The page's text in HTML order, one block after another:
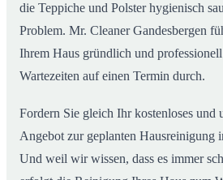
die Teppiche und Polster hygienisch
Problem. Mr. Cleaner Gandesbergen
Ihrem Haus gründlich und
Wartezeiten auf einen Termin durch.
Fordern Sie gleich Ihr kostenloses und
Angebot zur geplanten Hausreinigung
Und weil wir wissen, dass es immer